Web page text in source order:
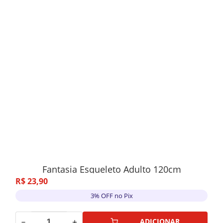
Fantasia Esqueleto Adulto 120cm
R$23,90
3% OFF no Pix